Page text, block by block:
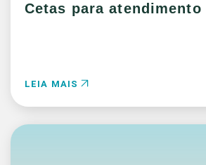
Cetas para atendimento
LEIA MAIS